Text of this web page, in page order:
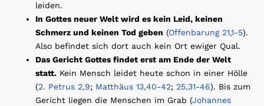
leiden.
In Gottes neuer Welt wird es kein Leid, keinen
Schmerz und keinen Tod geben (Offenbarung 21,1-5).
Also befindet sich dort auch kein Ort ewiger Qual.
Das Gericht Gottes findet erst am Ende der Welt
statt. Kein Mensch leidet heute schon in einer Hölle
(2. Petrus 2,9; Matthäus 13,40-42; 25,31-46). Bis zum
Gericht liegen die Menschen im Grab (Johannes